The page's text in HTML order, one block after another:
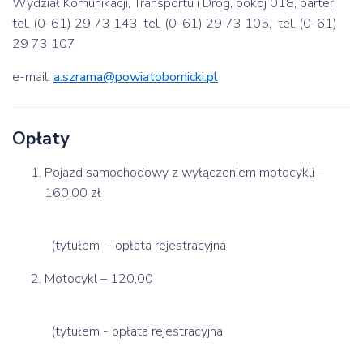
tel. (0-61) 29 73 143, tel. (0-61) 29 73 105, tel. (0-61)
29 73 107
e-mail: a.szrama@powiatobornicki.pl
Opłaty
Pojazd samochodowy z wyłączeniem motocykli –
160,00 zł
(tytułem - opłata rejestracyjna
Motocykl – 120,00
(tytułem - opłata rejestracyjna